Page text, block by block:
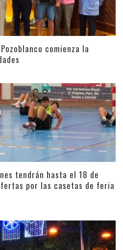
comienza la
tendrán hasta el 18 de
por las casetas de feria